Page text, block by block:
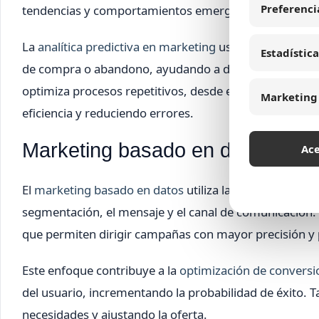
tendencias y comportamientos emergentes.
La analítica predictiva en marketing usa modelos
de compra o abandono, ayudando a diseñar
optimiza procesos repetitivos, desde el envío de
eficiencia y reduciendo errores.
Marketing basado en datos y
El marketing basado en datos utiliza la información
segmentación, el mensaje y el canal de
que permiten dirigir campañas con mayor precisión y
Este enfoque contribuye a la optimización de
del usuario, incrementando la probabilidad de éxito.
necesidades y ajustando la oferta.
Marketing